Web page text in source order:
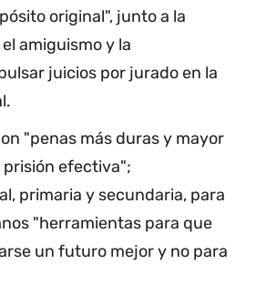
original", junto a la
amiguismo y la
juicios por jurado en la
"penas más duras y mayor
efectiva";
primaria y secundaria, para
"herramientas para que
un futuro mejor y no para